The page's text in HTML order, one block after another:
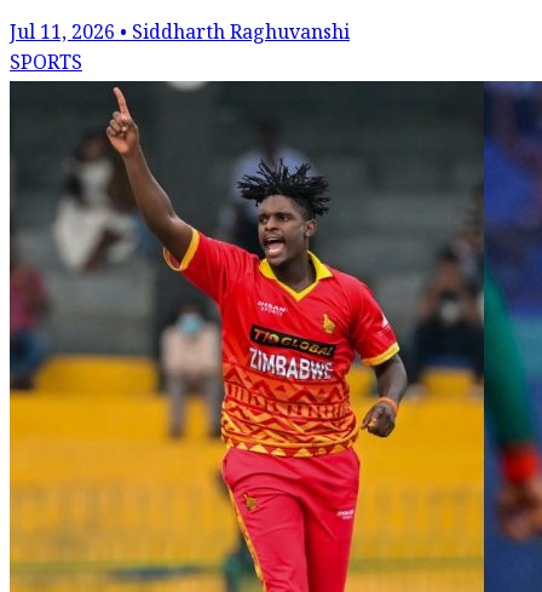
Jul 11, 2026 • Siddharth Raghuvanshi
SPORTS